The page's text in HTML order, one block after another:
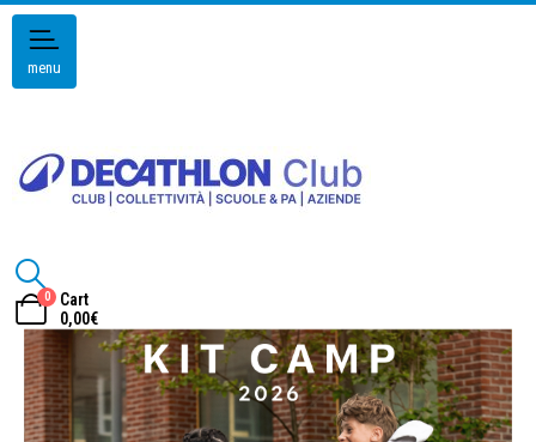
menu
0
Cart
0,00€